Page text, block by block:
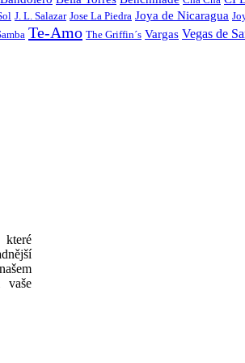
J. L. Salazar Jose La Piedra Joya de Nicaragua
Te-Amo The Griffin´s Vargas Vegas de
které
vaše